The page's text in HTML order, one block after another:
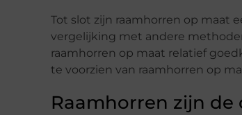
Tot slot zijn raamhorren op maat
vergelijking met andere
raamhorren op maat relatief
te voorzien van raamhorren op
Raamhorren zijn de